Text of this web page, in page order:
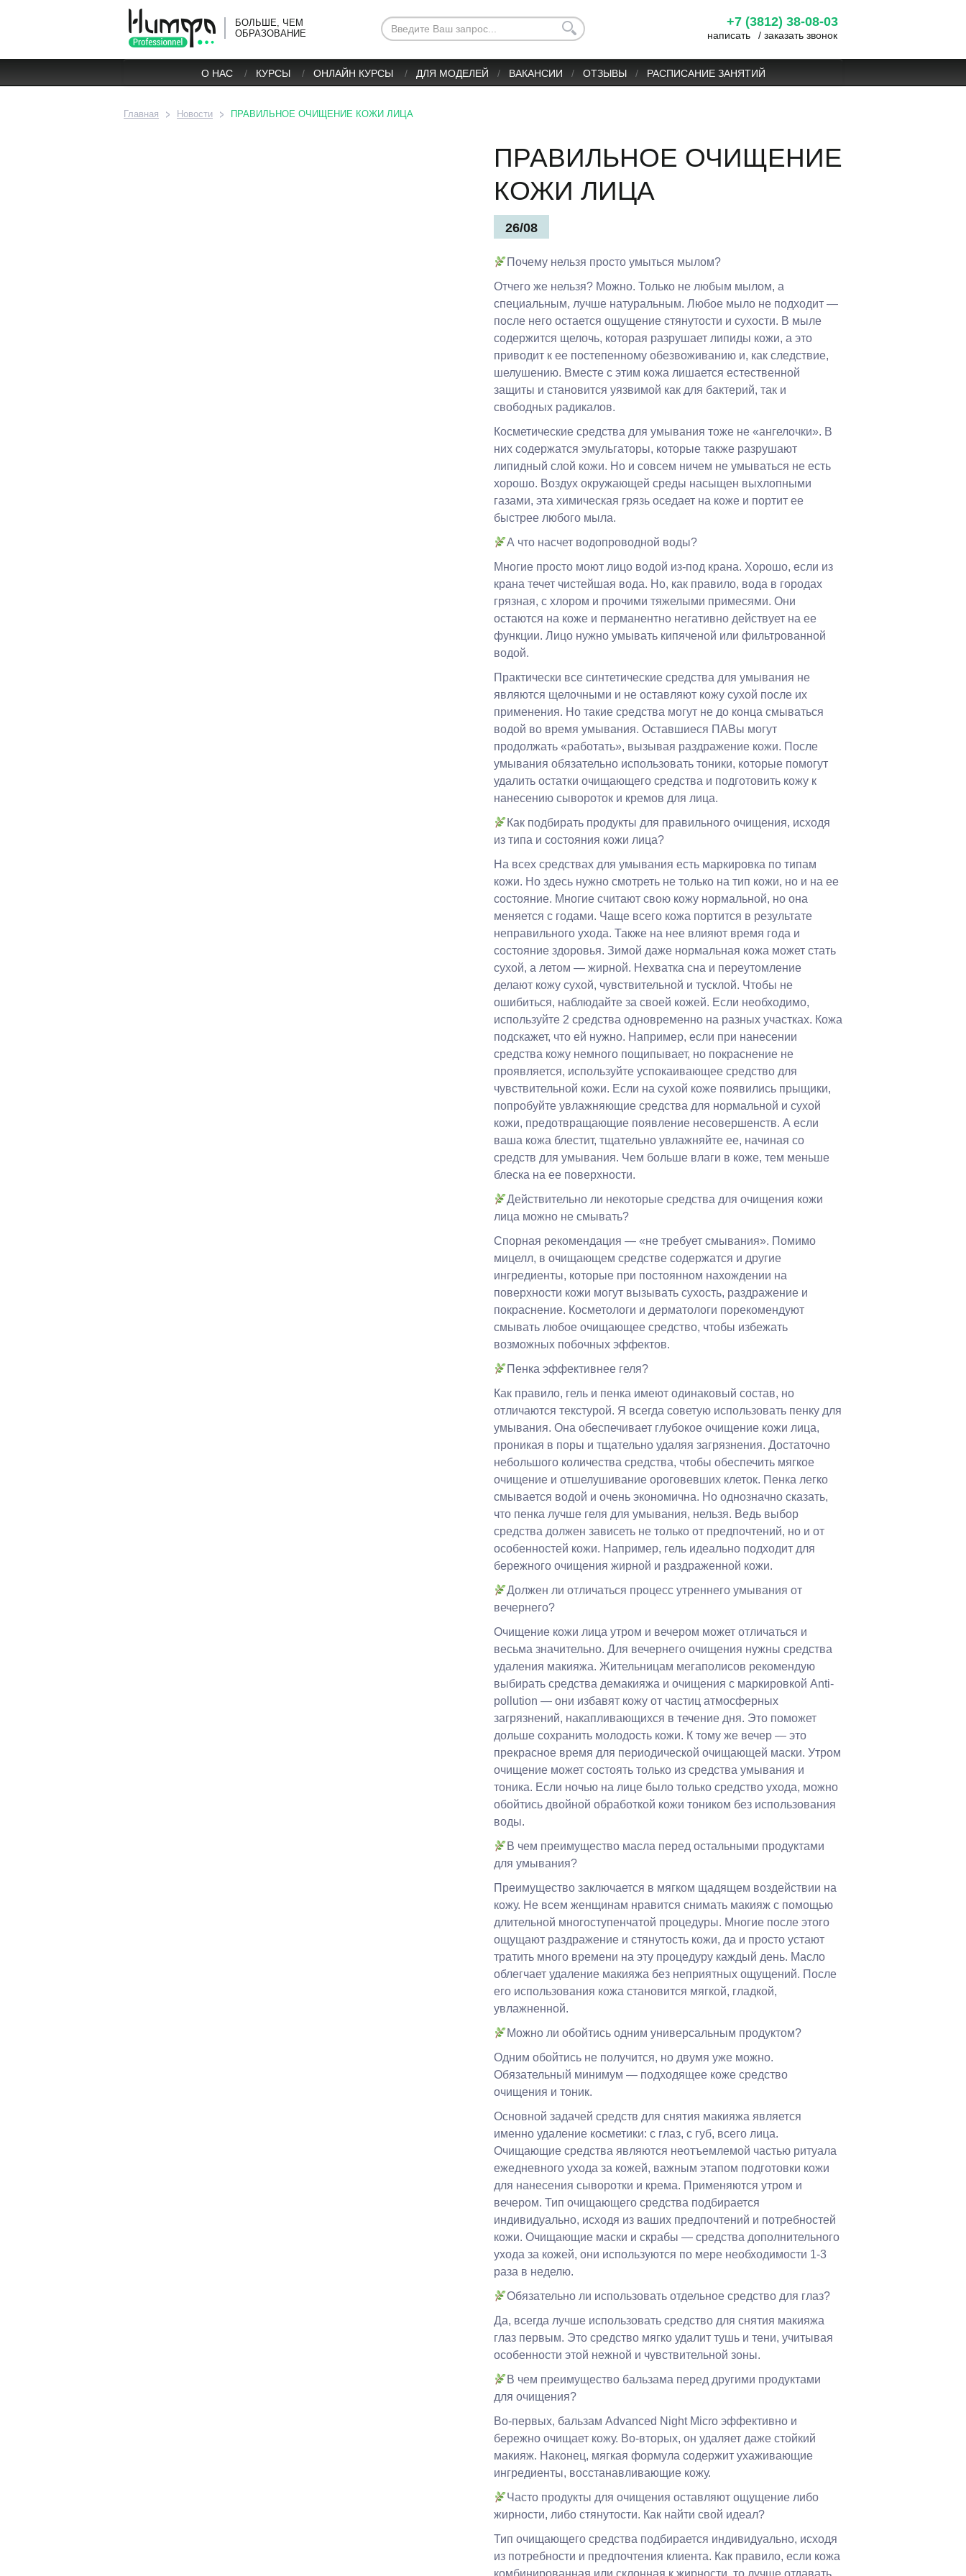
БОЛЬШЕ, ЧЕМ
ОБРАЗОВАНИЕ
+7 (3812) 38-08-03
написать / заказать звонок
О НАС КУРСЫ ОНЛАЙН КУРСЫ ДЛЯ МОДЕЛЕЙ ВАКАНСИИ ОТЗЫВЫ РАСПИСАНИЕ ЗАНЯТИЙ
Главная Новости ПРАВИЛЬНОЕ ОЧИЩЕНИЕ КОЖИ ЛИЦА
ПРАВИЛЬНОЕ ОЧИЩЕНИЕ
КОЖИ ЛИЦА
26/08
Почему нельзя просто умыться мылом?
Отчего же нельзя? Можно. Только не любым мылом, а
специальным, лучше натуральным. Любое мыло не подходит —
после него остается ощущение стянутости и сухости. В мыле
содержится щелочь, которая разрушает липиды кожи, а это
приводит к ее постепенному обезвоживанию и, как следствие,
шелушению. Вместе с этим кожа лишается естественной
защиты и становится уязвимой как для бактерий, так и
свободных радикалов.
Косметические средства для умывания тоже не «ангелочки». В
них содержатся эмульгаторы, которые также разрушают
липидный слой кожи. Но и совсем ничем не умываться не есть
хорошо. Воздух окружающей среды насыщен выхлопными
газами, эта химическая грязь оседает на коже и портит ее
быстрее любого мыла.
А что насчет водопроводной воды?
Многие просто моют лицо водой из-под крана. Хорошо, если из
крана течет чистейшая вода. Но, как правило, вода в городах
грязная, с хлором и прочими тяжелыми примесями. Они
остаются на коже и перманентно негативно действует на ее
функции. Лицо нужно умывать кипяченой или фильтрованной
водой.
Практически все синтетические средства для умывания не
являются щелочными и не оставляют кожу сухой после их
применения. Но такие средства могут не до конца смываться
водой во время умывания. Оставшиеся ПАВы могут
продолжать «работать», вызывая раздражение кожи. После
умывания обязательно использовать тоники, которые помогут
удалить остатки очищающего средства и подготовить кожу к
нанесению сывороток и кремов для лица.
Как подбирать продукты для правильного очищения, исходя
из типа и состояния кожи лица?
На всех средствах для умывания есть маркировка по типам
кожи. Но здесь нужно смотреть не только на тип кожи, но и на ее
состояние. Многие считают свою кожу нормальной, но она
меняется с годами. Чаще всего кожа портится в результате
неправильного ухода. Также на нее влияют время года и
состояние здоровья. Зимой даже нормальная кожа может стать
сухой, а летом — жирной. Нехватка сна и переутомление
делают кожу сухой, чувствительной и тусклой. Чтобы не
ошибиться, наблюдайте за своей кожей. Если необходимо,
используйте 2 средства одновременно на разных участках. Кожа
подскажет, что ей нужно. Например, если при нанесении
средства кожу немного пощипывает, но покраснение не
проявляется, используйте успокаивающее средство для
чувствительной кожи. Если на сухой коже появились прыщики,
попробуйте увлажняющие средства для нормальной и сухой
кожи, предотвращающие появление несовершенств. А если
ваша кожа блестит, тщательно увлажняйте ее, начиная со
средств для умывания. Чем больше влаги в коже, тем меньше
блеска на ее поверхности.
Действительно ли некоторые средства для очищения кожи
лица можно не смывать?
Спорная рекомендация — «не требует смывания». Помимо
мицелл, в очищающем средстве содержатся и другие
ингредиенты, которые при постоянном нахождении на
поверхности кожи могут вызывать сухость, раздражение и
покраснение. Косметологи и дерматологи порекомендуют
смывать любое очищающее средство, чтобы избежать
возможных побочных эффектов.
Пенка эффективнее геля?
Как правило, гель и пенка имеют одинаковый состав, но
отличаются текстурой. Я всегда советую использовать пенку для
умывания. Она обеспечивает глубокое очищение кожи лица,
проникая в поры и тщательно удаляя загрязнения. Достаточно
небольшого количества средства, чтобы обеспечить мягкое
очищение и отшелушивание ороговевших клеток. Пенка легко
смывается водой и очень экономична. Но однозначно сказать,
что пенка лучше геля для умывания, нельзя. Ведь выбор
средства должен зависеть не только от предпочтений, но и от
особенностей кожи. Например, гель идеально подходит для
бережного очищения жирной и раздраженной кожи.
Должен ли отличаться процесс утреннего умывания от
вечернего?
Очищение кожи лица утром и вечером может отличаться и
весьма значительно. Для вечернего очищения нужны средства
удаления макияжа. Жительницам мегаполисов рекомендую
выбирать средства демакияжа и очищения с маркировкой Anti-
pollution — они избавят кожу от частиц атмосферных
загрязнений, накапливающихся в течение дня. Это поможет
дольше сохранить молодость кожи. К тому же вечер — это
прекрасное время для периодической очищающей маски. Утром
очищение может состоять только из средства умывания и
тоника. Если ночью на лице было только средство ухода, можно
обойтись двойной обработкой кожи тоником без использования
воды.
В чем преимущество масла перед остальными продуктами
для умывания?
Преимущество заключается в мягком щадящем воздействии на
кожу. Не всем женщинам нравится снимать макияж с помощью
длительной многоступенчатой процедуры. Многие после этого
ощущают раздражение и стянутость кожи, да и просто устают
тратить много времени на эту процедуру каждый день. Масло
облегчает удаление макияжа без неприятных ощущений. После
его использования кожа становится мягкой, гладкой,
увлажненной.
Можно ли обойтись одним универсальным продуктом?
Одним обойтись не получится, но двумя уже можно.
Обязательный минимум — подходящее коже средство
очищения и тоник.
Основной задачей средств для снятия макияжа является
именно удаление косметики: с глаз, с губ, всего лица.
Очищающие средства являются неотъемлемой частью ритуала
ежедневного ухода за кожей, важным этапом подготовки кожи
для нанесения сыворотки и крема. Применяются утром и
вечером. Тип очищающего средства подбирается
индивидуально, исходя из ваших предпочтений и потребностей
кожи. Очищающие маски и скрабы — средства дополнительного
ухода за кожей, они используются по мере необходимости 1-3
раза в неделю.
Обязательно ли использовать отдельное средство для глаз?
Да, всегда лучше использовать средство для снятия макияжа
глаз первым. Это средство мягко удалит тушь и тени, учитывая
особенности этой нежной и чувствительной зоны.
В чем преимущество бальзама перед другими продуктами
для очищения?
Во-первых, бальзам Advanced Night Micro эффективно и
бережно очищает кожу. Во-вторых, он удаляет даже стойкий
макияж. Наконец, мягкая формула содержит ухаживающие
ингредиенты, восстанавливающие кожу.
Часто продукты для очищения оставляют ощущение либо
жирности, либо стянутости. Как найти свой идеал?
Тип очищающего средства подбирается индивидуально, исходя
из потребности и предпочтения клиента. Как правило, если кожа
комбинированная или склонная к жирности, то лучше отдавать